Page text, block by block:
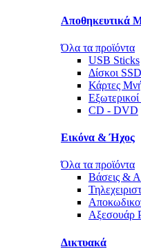
Αποθηκευτικά
Όλα τα προϊόντα
USB Sticks
Δίσκοι
Κάρτες
CD - DVD
Εικόνα & Ήχος
Όλα τα προϊόντα
Βάσεις &
Αξεσουάρ
Δικτυακά